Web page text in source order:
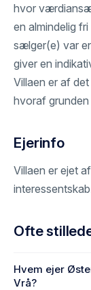
hvor
en almindelig
sælger(e) var
giver en
Villaen er af
hvoraf
Ejerinfo
Villaen er ejet
Ofte
Hvem ejer
Vrå?